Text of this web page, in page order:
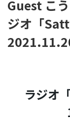
Guest こ
ジオ「
ラジオ